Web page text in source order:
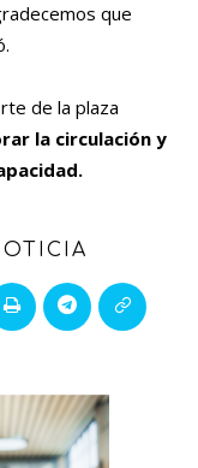
que
de la plaza
la circulación y